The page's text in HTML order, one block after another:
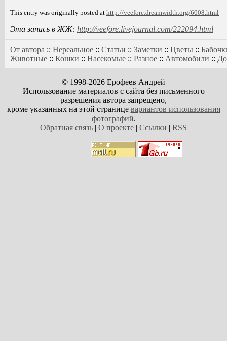
This entry was originally posted at http://veefore.dreamwidth.org/6008.html
Эта запись в ЖЖ: http://veefore.livejournal.com/222094.html
От автора :: Нереальное :: Статьи :: Заметки :: Цветы ::
Животные :: Кошки :: Насекомые :: Разное :: Автомобили ::
© 1998-2026 Ерофеев Андрей
Использование материалов с сайта без письменного
разрешения автора запрещено,
кроме указанных на этой странице вариантов использования
фотографий.
Обратная связь | О проекте | Ссылки | RSS